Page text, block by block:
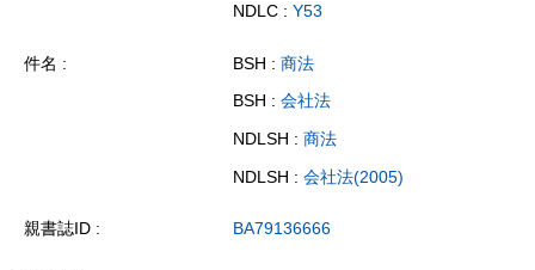
NDLC : Y53
件名 BSH : 商法
BSH : 会社法
NDLSH : 商法
NDLSH : 会社法(2005)
親書誌ID BA79136666